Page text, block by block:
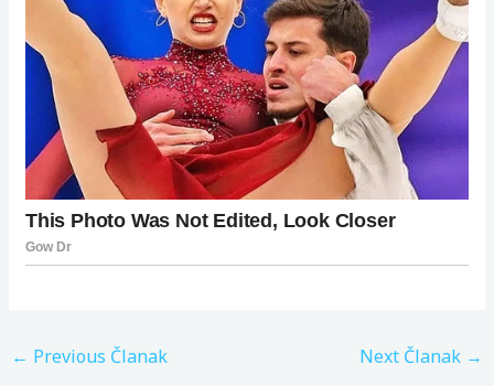
← Previous Članak Next Članak →